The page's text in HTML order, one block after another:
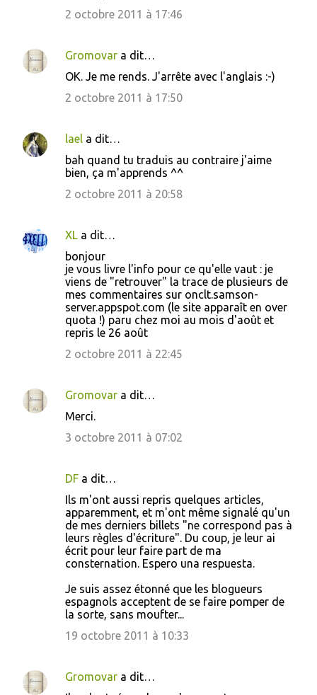
2 octobre 2011 à 17:46
Gromovar a dit…
OK. Je me rends. J'arrête avec l'anglais :-)
2 octobre 2011 à 17:50
lael a dit…
bah quand tu traduis au contraire j'aime
bien, ça m'apprends ^^
2 octobre 2011 à 20:58
XL a dit…
bonjour
je vous livre l'info pour ce qu'elle vaut : je
viens de "retrouver" la trace de plusieurs de
mes commentaires sur onclt.samson-
server.appspot.com (le site apparaît en over
quota !) paru chez moi au mois d'août et
repris le 26 août
2 octobre 2011 à 22:45
Gromovar a dit…
Merci.
3 octobre 2011 à 07:02
DF a dit…
Ils m'ont aussi repris quelques articles,
apparemment, et m'ont même signalé qu'un
de mes derniers billets "ne correspond pas à
leurs règles d'écriture". Du coup, je leur ai
écrit pour leur faire part de ma
consternation. Espero una respuesta.
Je suis assez étonné que les blogueurs
espagnols acceptent de se faire pomper de
la sorte, sans moufter...
19 octobre 2011 à 10:33
Gromovar a dit…